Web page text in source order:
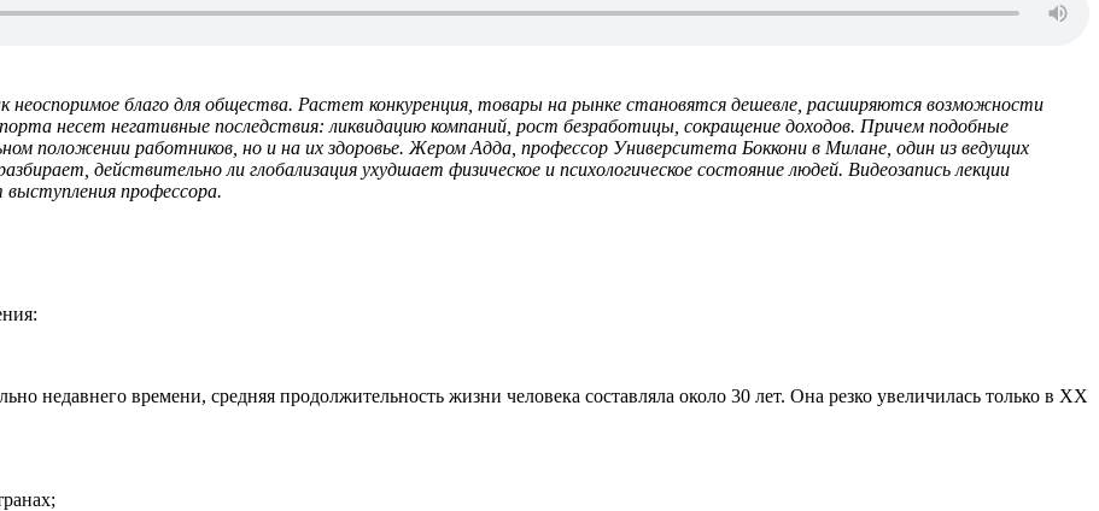
неоспоримое благо для общества. Растет конкуренция, товары на рынке становятся дешевле, расширяются возможности
несет негативные последствия: ликвидацию компаний, рост безработицы, сокращение доходов. Причем подобные
положении работников, но и на их здоровье. Жером Адда, профессор Университета Боккони в Милане, один из ведущих
действительно ли глобализация ухудшает физическое и психологическое состояние людей. Видеозапись лекции
выступления профессора.
недавнего времени, средняя продолжительность жизни человека составляла около 30 лет. Она резко увеличилась только в XX